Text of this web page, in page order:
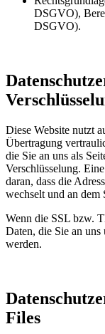
DSGVO),
DSGVO).
Diese Website nutzt
Übertragung
die Sie an uns als
Verschlüsselung.
daran, dass die
wechselt und an
Wenn die SSL bzw.
Daten, die Sie an
werden.
Files